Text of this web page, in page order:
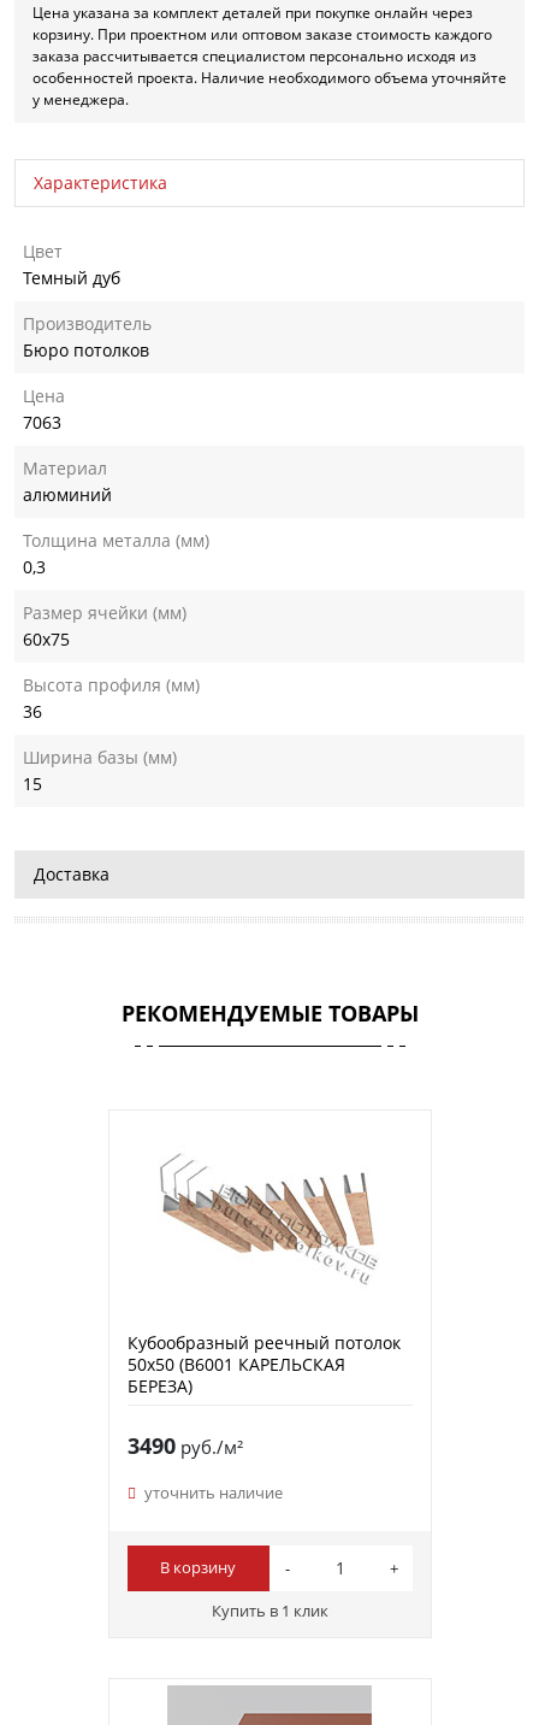
Цена указана за комплект деталей при покупке онлайн через
корзину. При проектном или оптовом заказе стоимость каждого
заказа рассчитывается специалистом персонально исходя из
особенностей проекта. Наличие необходимого объема уточняйте
у менеджера.
Характеристика
Цвет
Темный дуб
Производитель
Бюро потолков
Цена
7063
Материал
алюминий
Толщина металла (мм)
0,3
Размер ячейки (мм)
60х75
Высота профиля (мм)
36
Ширина базы (мм)
15
Доставка
РЕКОМЕНДУЕМЫЕ ТОВАРЫ
Кубообразный реечный потолок
50х50 (B6001 КАРЕЛЬСКАЯ
БЕРЕЗА)
3490руб./м²
уточнить наличие
В корзину
Купить в 1 клик